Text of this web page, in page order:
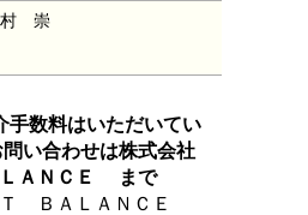
村 崇
数料はいただいてい
お問い合わせは株式会社
ＡＮＣＥ
まで
Ｔ ＢＡＬＡＮＣＥ